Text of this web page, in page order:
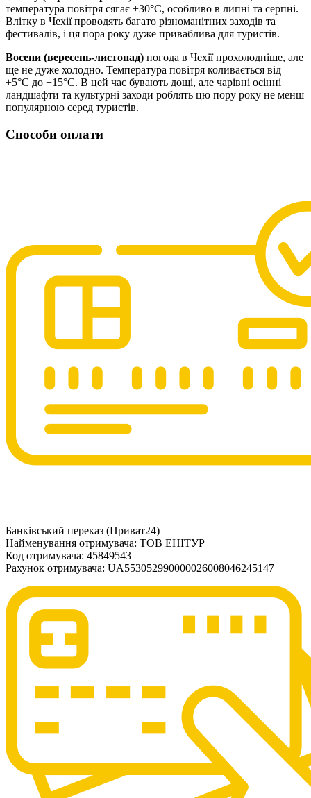
температура повітря сягає +30°C, особливо в липні та серпні.
Влітку в Чехії проводять багато різноманітних заходів та
фестивалів, і ця пора року дуже приваблива для туристів.
Восени (вересень-листопад) погода в Чехії прохолодніше, але
ще не дуже холодно. Температура повітря коливається від
+5°C до +15°C. В цей час бувають дощі, але чарівні осінні
ландшафти та культурні заходи роблять цю пору року не менш
популярною серед туристів.
Способи оплати
Банківський переказ (Приват24)
Найменування отримувача: ТОВ ЕНІТУР
Код отримувача: 45849543
Рахунок отримувача: UA553052990000026008046245147